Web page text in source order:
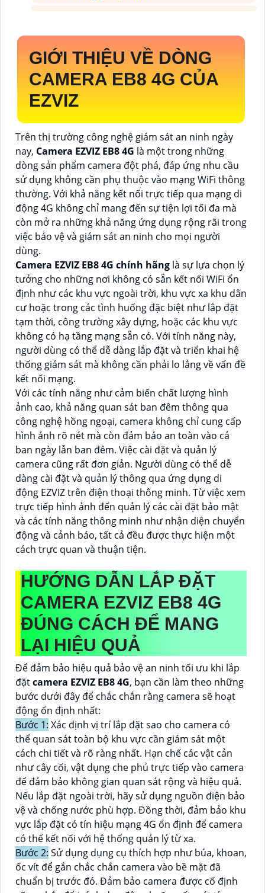
GIỚI THIỆU VỀ DÒNG
CAMERA EB8 4G CỦA
EZVIZ
Trên thị trường công nghệ giám sát an ninh ngày
nay, Camera EZVIZ EB8 4G là một trong những
dòng sản phẩm camera đột phá, đáp ứng nhu cầu
sử dụng không cần phụ thuộc vào mạng WiFi thông
thường. Với khả năng kết nối trực tiếp qua mạng di
động 4G không chỉ mang đến sự tiện lợi tối đa mà
còn mở ra những khả năng ứng dụng rộng rãi trong
việc bảo vệ và giám sát an ninh cho mọi người
dùng.
Camera EZVIZ EB8 4G chính hãng là sự lựa chọn lý
tưởng cho những nơi không có sẵn kết nối WiFi ổn
định như các khu vực ngoài trời, khu vực xa khu dân
cư hoặc trong các tình huống đặc biệt như lắp đặt
tạm thời, công trường xây dựng, hoặc các khu vực
không có hạ tầng mạng sẵn có. Với tính năng này,
người dùng có thể dễ dàng lắp đặt và triển khai hệ
thống giám sát mà không cần phải lo lắng về vấn đề
kết nối mạng.
Với các tính năng như cảm biến chất lượng hình
ảnh cao, khả năng quan sát ban đêm thông qua
công nghệ hồng ngoại, camera không chỉ cung cấp
hình ảnh rõ nét mà còn đảm bảo an toàn vào cả
ban ngày lẫn ban đêm. Việc cài đặt và quản lý
camera cũng rất đơn giản. Người dùng có thể dễ
dàng cài đặt và quản lý thông qua ứng dụng di
động EZVIZ trên điện thoại thông minh. Từ việc xem
trực tiếp hình ảnh đến quản lý các cài đặt bảo mật
và các tính năng thông minh như nhận diện chuyển
động và cảnh báo, tất cả đều được thực hiện một
cách trực quan và thuận tiện.
HƯỚNG DẪN LẮP ĐẶT
CAMERA EZVIZ EB8 4G
ĐÚNG CÁCH ĐỂ MANG
LẠI HIỆU QUẢ
Để đảm bảo hiệu quả bảo vệ an ninh tối ưu khi lắp
đặtcamera EZVIZ EB8 4G, bạn cần làm theo những
bước dưới đây để chắc chắn rằng camera sẽ hoạt
động ổn định nhất:
Bước 1: Xác định vị trí lắp đặt sao cho camera có
thể quan sát toàn bộ khu vực cần giám sát một
cách chi tiết và rõ ràng nhất. Hạn chế các vật cản
như cây cối, vật dụng che phủ trực tiếp vào camera
để đảm bảo không gian quan sát rộng và hiệu quả.
Nếu lắp đặt ngoài trời, hãy sử dụng nguồn điện bảo
vệ và chống nước phù hợp. Đồng thời, đảm bảo khu
vực lắp đặt có tín hiệu mạng 4G ổn định để camera
có thể kết nối với hệ thống quản lý từ xa.
Bước 2: Sử dụng dụng cụ thích hợp như búa, khoan,
ốc vít để gắn chắc chắn camera vào bề mặt đã
chuẩn bị trước đó. Đảm bảo camera được cố định